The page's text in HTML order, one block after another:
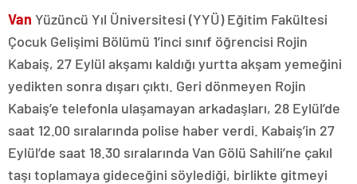
Van Yüzüncü Yıl Üniversitesi (YYÜ) Eğitim Fakültesi
Çocuk Gelişimi Bölümü 1’inci sınıf öğrencisi Rojin
Kabaiş, 27 Eylül akşamı kaldığı yurtta akşam yemeğini
yedikten sonra dışarı çıktı. Geri dönmeyen Rojin
Kabaiş’e telefonla ulaşamayan arkadaşları, 28 Eylül’de
saat 12.00 sıralarında polise haber verdi. Kabaiş’in 27
Eylül’de saat 18.30 sıralarında Van Gölü Sahili’ne çakıl
taşı toplamaya gideceğini söylediği, birlikte gitmeyi